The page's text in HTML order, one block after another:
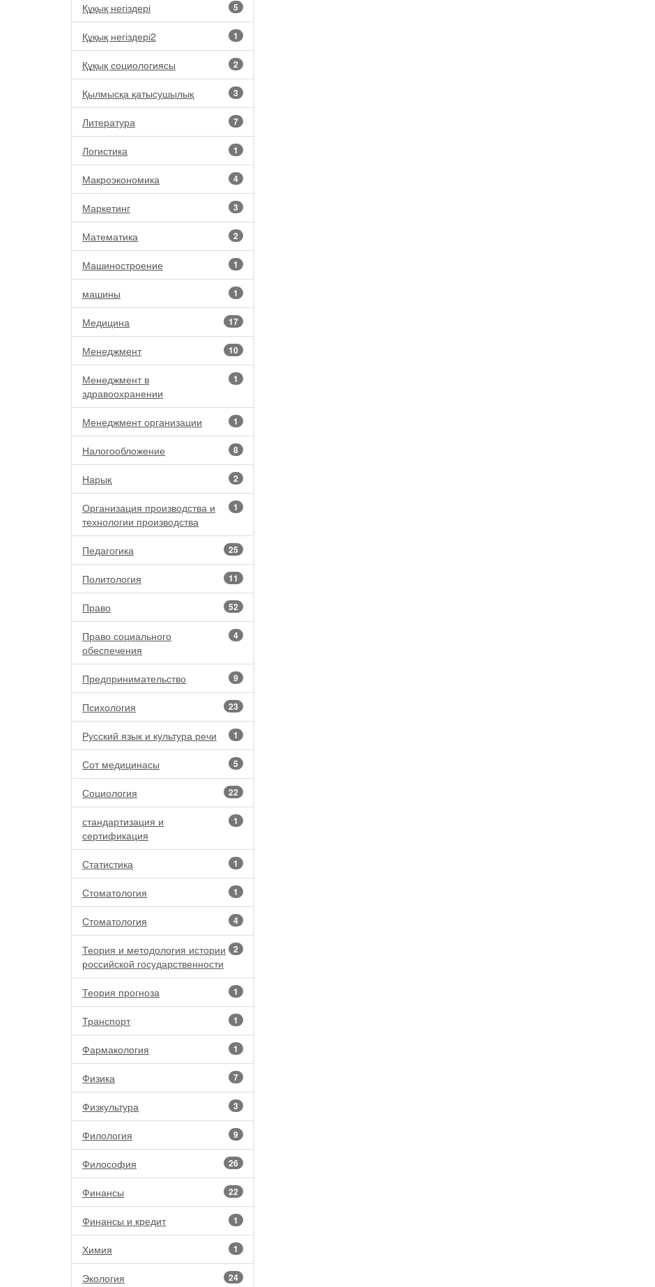
5
Құқық негіздері
1
Құқық негіздері2
2
Құқық социологиясы
3
Қылмысқа қатысушылық
7
Литература
1
Логистика
4
Макроэкономика
3
Маркетинг
2
Математика
1
Машиностроение
1
машины
17
Медицина
10
Менеджмент
1
Менеджмент в
здравоохранении
1
Менеджмент организации
8
Налогообложение
2
Нарық
1
Организация производства и
технологии производства
25
Педагогика
11
Политология
52
Право
4
Право социального
обеспечения
9
Предпринимательство
23
Психология
1
Русский язык и культура речи
5
Сот медицинасы
22
Социология
1
стандартизация и
сертификация
1
Статистика
1
Стоматология
4
Стоматология
2
Теория и методология истории
российской государственности
1
Теория прогноза
1
Транспорт
1
Фармакология
7
Физика
3
Физкультура
9
Филология
26
Философия
22
Финансы
1
Финансы и кредит
1
Химия
24
Экология